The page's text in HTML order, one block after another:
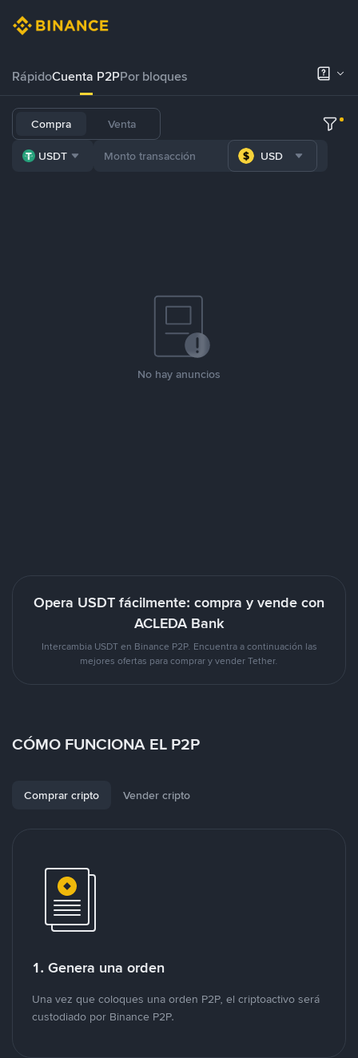
RápidoCuenta P2PPor bloques
Compra Venta
USDT USD
No hay anuncios
Opera USDT fácilmente: compra y vende con
ACLEDA Bank
Intercambia USDT en Binance P2P. Encuentra a continuación las
mejores ofertas para comprar y vender Tether.
CÓMO FUNCIONA EL P2P
Comprar cripto Vender cripto
1. Genera una orden
Una vez que coloques una orden P2P, el criptoactivo será
custodiado por Binance P2P.